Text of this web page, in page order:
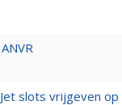
slots vrijgeven op